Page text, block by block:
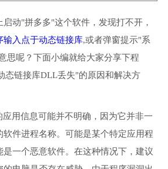
动"拼多多"这个软件，发现打不开，
输入点于动态链接库,或者弹窗提示"系
思呢？下面小编就给大家分享下程
态链接库DLL丢失"的原因和解决方
应用信息可能并不明确，因为它并非一
件进程名称。可能是某个特定应用程
是一个恶意软件。在这种情况下，建议